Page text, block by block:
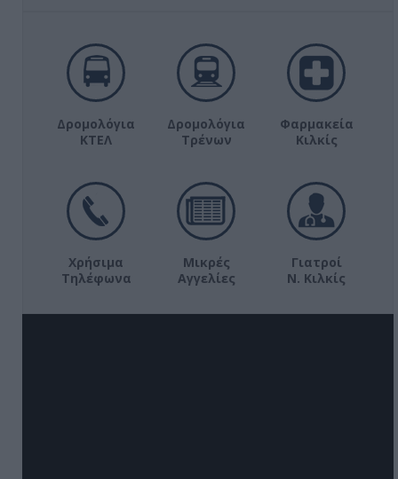
Δρομολόγια
ΚΤΕΛ
Δρομολόγια
Τρένων
Φαρμακεία
Κιλκίς
Χρήσιμα
Τηλέφωνα
Μικρές
Αγγελίες
Γιατροί
Ν. Κιλκίς